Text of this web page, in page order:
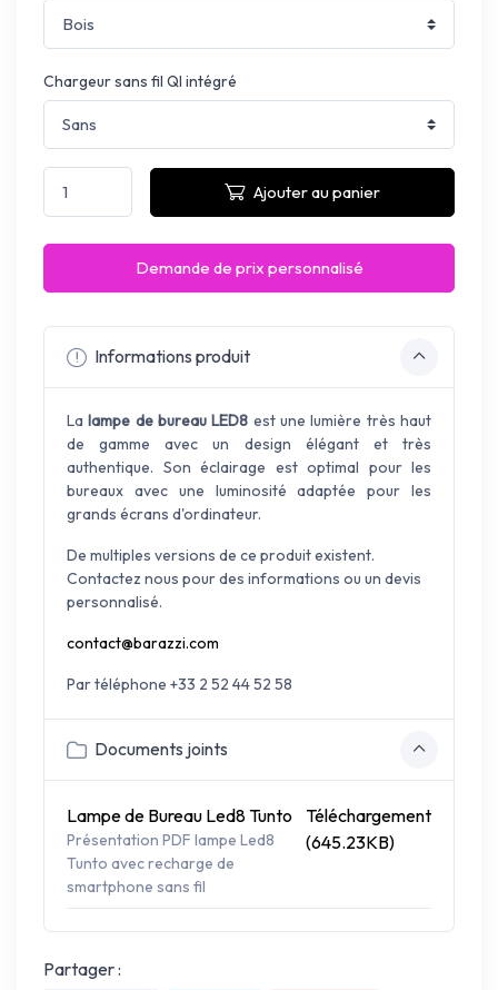
Chargeur sans fil QI intégré
Ajouter au panier
Demande de prix personnalisé
Informations produit
Lalampe de bureau LED8 est une lumière très haut
de gamme avec un design élégant et très
authentique. Son éclairage est optimal pour les
bureaux avec une luminosité adaptée pour les
grands écrans d'ordinateur.
De multiples versions de ce produit existent.
Contactez nous pour des informations ou un devis
personnalisé.
contact@barazzi.com
Par téléphone +33 2 52 44 52 58
Documents joints
Lampe de Bureau Led8 Tunto
Présentation PDF lampe Led8
Tunto avec recharge de
smartphone sans fil
Téléchargement
(645.23KB)
Partager :